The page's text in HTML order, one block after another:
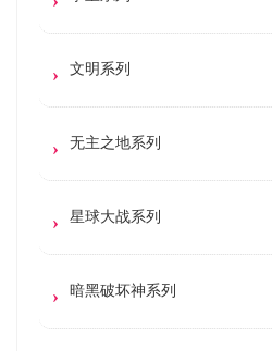
文明系列
无主之地系列
星球大战系列
暗黑破坏神系列